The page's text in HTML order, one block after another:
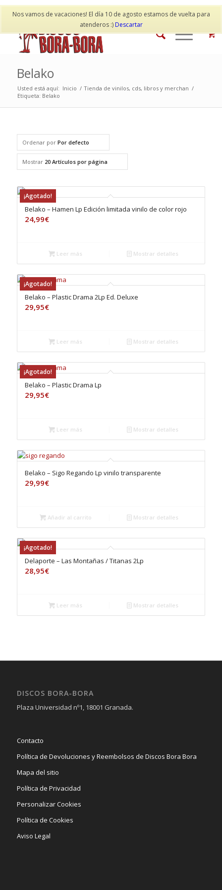
Nos vamos de vacaciones! El día 10 de agosto estamos de vuelta para
atenderos :)Descartar
Mi cuenta Contacto
Belako
Usted está aquí: Inicio / Tienda de vinilos, cds, libros y merchan /
Etiqueta: Belako
Ordenar por Por defecto
Mostrar 20 Artículos por página
¡Agotado!
Belako – Hamen Lp Edición limitada vinilo de color rojo
24,99€
Leer más Mostrar detalles
¡Agotado!
Belako – Plastic Drama 2Lp Ed. Deluxe
29,95€
Leer más Mostrar detalles
¡Agotado!
Belako – Plastic Drama Lp
29,95€
Leer más Mostrar detalles
Belako – Sigo Regando Lp vinilo transparente
29,99€
Añadir al carrito Mostrar detalles
¡Agotado!
Delaporte – Las Montañas / Titanas 2Lp
28,95€
Leer más Mostrar detalles
DISCOS BORA-BORA
Plaza Universidad nº1, 18001 Granada.
Contacto
Política de Devoluciones y Reembolsos de Discos Bora Bora
Mapa del sitio
Política de Privacidad
Personalizar Cookies
Política de Cookies
Aviso Legal